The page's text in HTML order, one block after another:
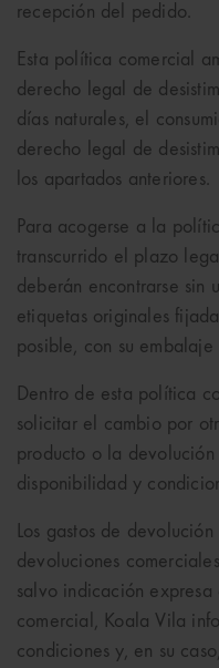
recepción del pedido.
Esta política comercial
derecho legal de
días naturales, el
derecho legal de
los apartados anteriores.
Para acogerse a la
transcurrido el plazo
deberán encontrarse sin
etiquetas originales
posible, con su
Dentro de esta política
solicitar el cambio por
producto o la
disponibilidad y
Los gastos de
devoluciones
salvo indicación
comercial, Koala Vila
condiciones y, en su